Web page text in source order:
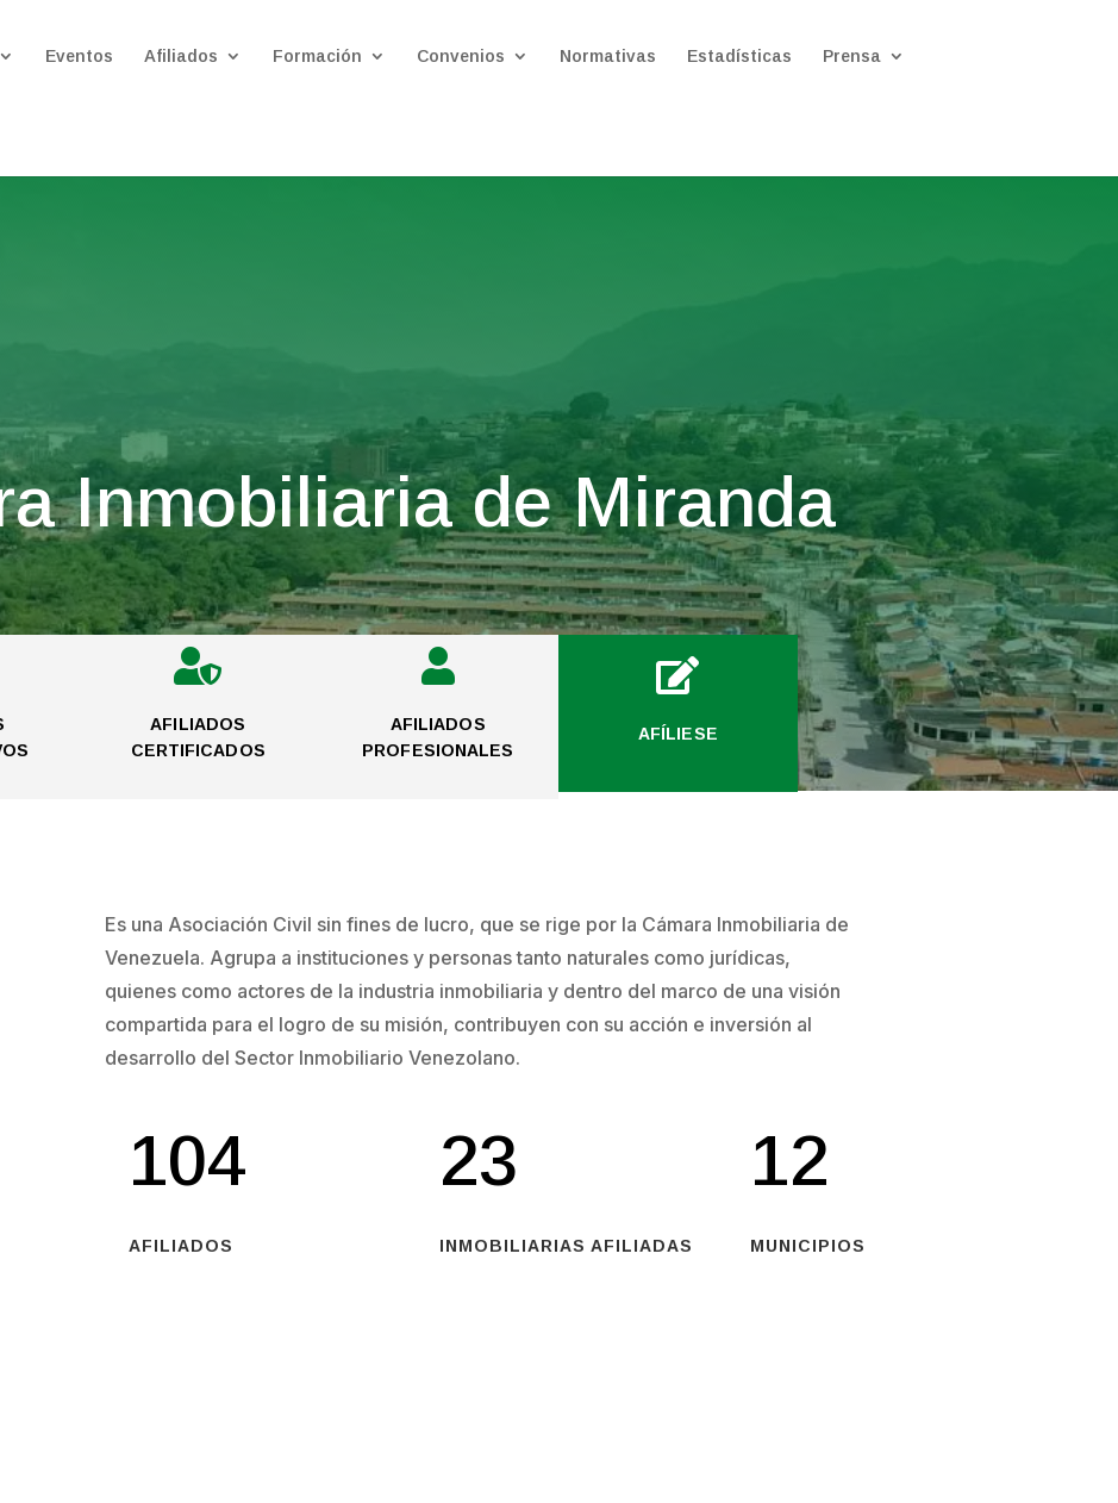
Eventos Afiliados Formación Convenios Normativas Estadísticas Prensa
Inmobiliaria de Miranda

AFILIADOS
CERTIFICADOS

AFILIADOS
PROFESIONALES

AFÍLIESE
Es una Asociación Civil sin fines de lucro, que se rige por la Cámara Inmobiliaria de
Venezuela. Agrupa a instituciones y personas tanto naturales como jurídicas,
quienes como actores de la industria inmobiliaria y dentro del marco de una visión
compartida para el logro de su misión, contribuyen con su acción e inversión al
desarrollo del Sector Inmobiliario Venezolano.
104
AFILIADOS
23
INMOBILIARIAS AFILIADAS
12
MUNICIPIOS